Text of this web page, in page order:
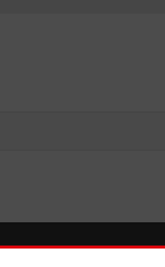
So finden Sie uns